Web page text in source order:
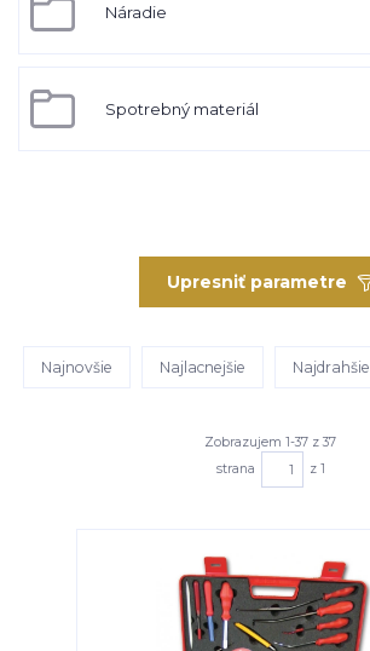
Náradie
Spotrebný materiál
Upresniť parametre
Najnovšie Najlacnejšie Najdrahšie
Zobrazujem 1-37 z 37
strana
z 1